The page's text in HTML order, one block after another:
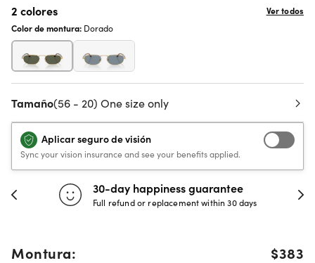
2 colores
Ver todos
Color de montura: Dorado
Tamaño(56 - 20) One size only
Aplicar seguro de visión
Sync your vision insurance and see your benefits applied.
30-day happiness guarantee
Full refund or replacement within 30 days
Montura: $383